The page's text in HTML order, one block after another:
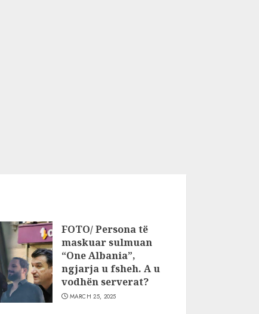
FOTO/ Persona të
maskuar sulmuan
“One Albania”,
ngjarja u fsheh. A u
vodhën serverat?
MARCH 25, 2025